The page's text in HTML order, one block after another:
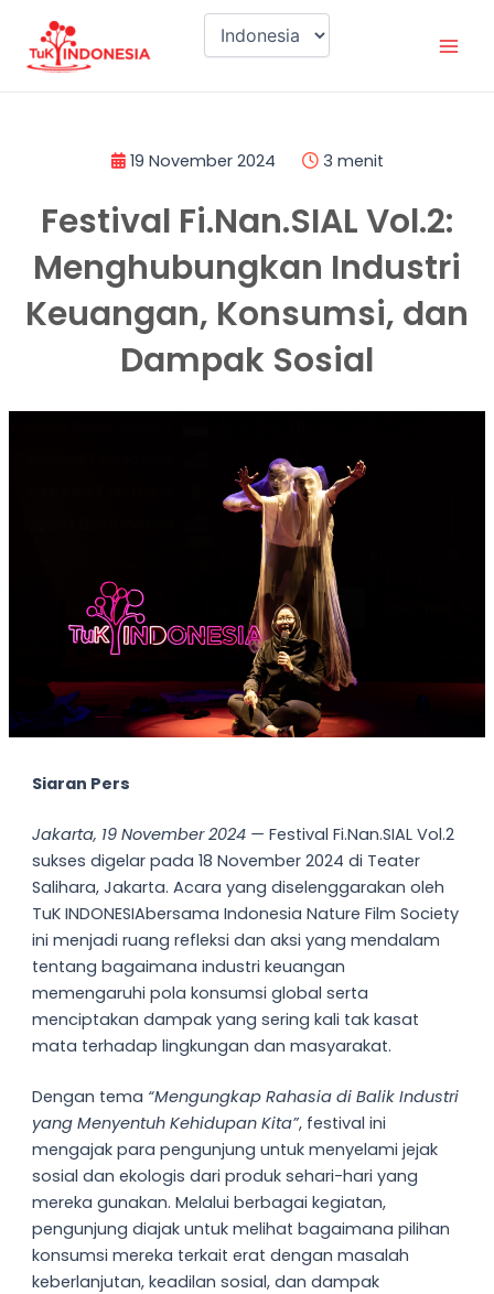
konten
19 November 2024 3 menit
Festival Fi.Nan.SIAL Vol.2:
Menghubungkan Industri
Keuangan, Konsumsi, dan
Dampak Sosial
Siaran Pers
Jakarta, 19 November 2024 —Festival Fi.Nan.SIAL Vol.2
sukses digelar pada 18 November 2024 di Teater
Salihara, Jakarta. Acara yang diselenggarakan oleh
TuK INDONESIAbersama Indonesia Nature Film Society
ini menjadi ruang refleksi dan aksi yang mendalam
tentang bagaimana industri keuangan
memengaruhi pola konsumsi global serta
menciptakan dampak yang sering kali tak kasat
mata terhadap lingkungan dan masyarakat.
Dengan tema “Mengungkap Rahasia di Balik Industri
yang Menyentuh Kehidupan Kita”, festival ini
mengajak para pengunjung untuk menyelami jejak
sosial dan ekologis dari produk sehari-hari yang
mereka gunakan. Melalui berbagai kegiatan,
pengunjung diajak untuk melihat bagaimana pilihan
konsumsi mereka terkait erat dengan masalah
keberlanjutan, keadilan sosial, dan dampak